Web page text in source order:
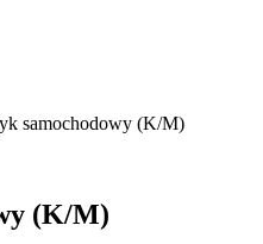
samochodowy (K/M)
(K/M)